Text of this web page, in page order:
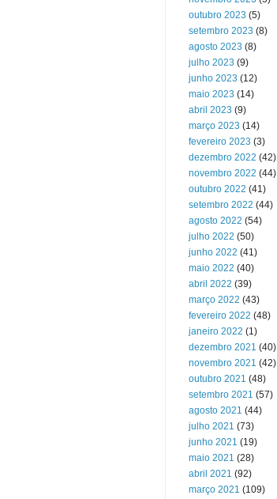
outubro 2023 (5)
setembro 2023 (8)
agosto 2023 (8)
julho 2023 (9)
junho 2023 (12)
maio 2023 (14)
abril 2023 (9)
março 2023 (14)
fevereiro 2023 (3)
dezembro 2022 (42)
novembro 2022 (44)
outubro 2022 (41)
setembro 2022 (44)
agosto 2022 (54)
julho 2022 (50)
junho 2022 (41)
maio 2022 (40)
abril 2022 (39)
março 2022 (43)
fevereiro 2022 (48)
janeiro 2022 (1)
dezembro 2021 (40)
novembro 2021 (42)
outubro 2021 (48)
setembro 2021 (57)
agosto 2021 (44)
julho 2021 (73)
junho 2021 (19)
maio 2021 (28)
abril 2021 (92)
março 2021 (109)